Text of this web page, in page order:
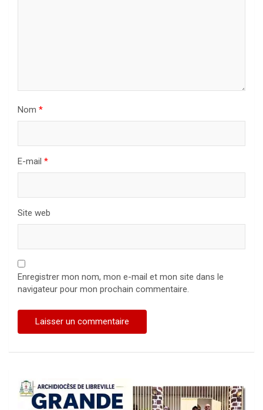
Nom *
E-mail *
Site web
Enregistrer mon nom, mon e-mail et mon site dans le
navigateur pour mon prochain commentaire.